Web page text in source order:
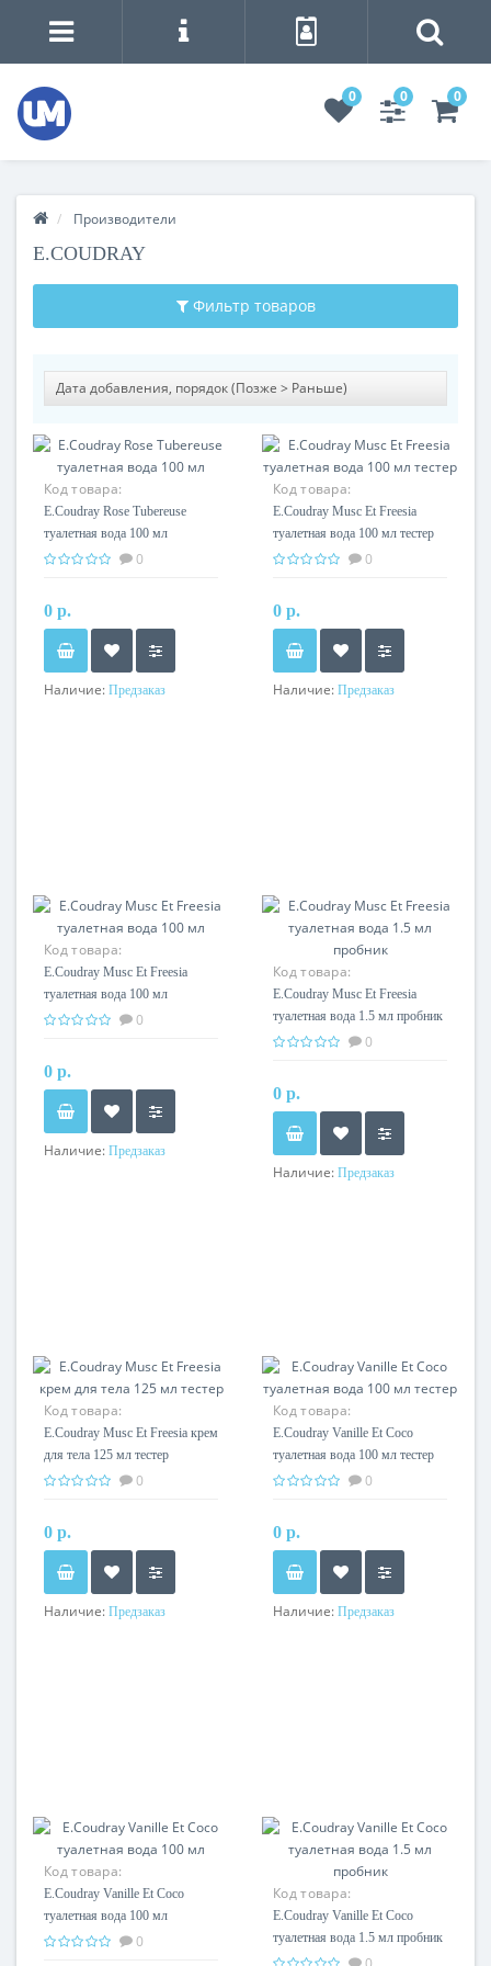
0 0 0
Производители
E.COUDRAY
Фильтр товаров
Код товара:
E.Coudray Rose Tubereuse
туалетная вода 100 мл
0
0 р.
Наличие: Предзаказ
Код товара:
E.Coudray Musc Et Freesia
туалетная вода 100 мл тестер
0
0 р.
Наличие: Предзаказ
Код товара:
E.Coudray Musc Et Freesia
туалетная вода 100 мл
0
0 р.
Наличие: Предзаказ
Код товара:
E.Coudray Musc Et Freesia
туалетная вода 1.5 мл пробник
0
0 р.
Наличие: Предзаказ
Код товара:
E.Coudray Musc Et Freesia крем
для тела 125 мл тестер
0
0 р.
Наличие: Предзаказ
Код товара:
E.Coudray Vanille Et Coco
туалетная вода 100 мл тестер
0
0 р.
Наличие: Предзаказ
Код товара:
E.Coudray Vanille Et Coco
туалетная вода 100 мл
0
Код товара:
E.Coudray Vanille Et Coco
туалетная вода 1.5 мл пробник